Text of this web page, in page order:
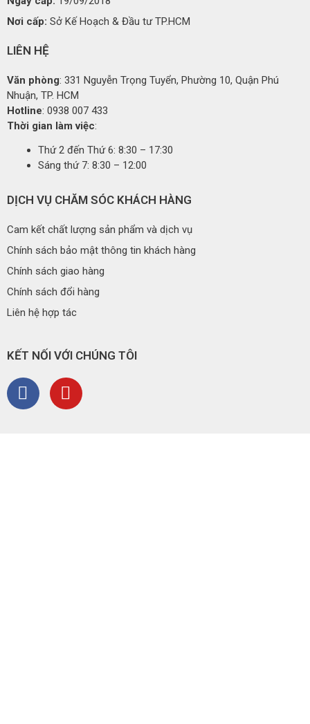
Nơi cấp: Sở Kế Hoạch & Đầu tư TP.HCM
LIÊN HỆ
Văn phòng: 331 Nguyễn Trọng Tuyển, Phường 10, Quận Phú
Nhuận, TP. HCM
Hotline: 0938 007 433
Thời gian làm việc:
Thứ 2 đến Thứ 6: 8:30 – 17:30
Sáng thứ 7: 8:30 – 12:00
DỊCH VỤ CHĂM SÓC KHÁCH HÀNG
Cam kết chất lượng sản phẩm và dịch vụ
Chính sách bảo mật thông tin khách hàng
Chính sách giao hàng
Chính sách đổi hàng
Liên hệ hợp tác
KẾT NỐI VỚI CHÚNG TÔI​
FacebookYoutube